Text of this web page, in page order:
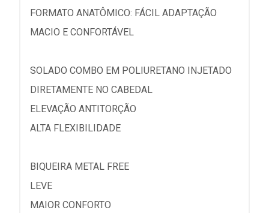
FORMATO ANATÔMICO: FÁCIL ADAPTAÇÃO
MACIO E CONFORTÁVEL
SOLADO COMBO EM POLIURETANO INJETADO
DIRETAMENTE NO CABEDAL
ELEVAÇÃO ANTITORÇÃO
ALTA FLEXIBILIDADE
BIQUEIRA METAL FREE
LEVE
MAIOR CONFORTO